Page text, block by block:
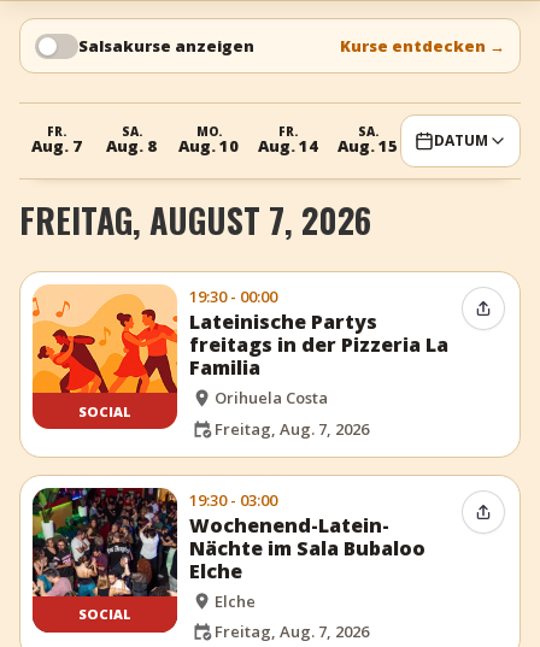
+ Event hinzufügen
Salsakurse anzeigen Kurse entdecken →
FR.
Aug. 7
SA.
Aug. 8
MO.
Aug. 10
FR.
Aug. 14
SA.
Aug. 15 Aug. 17
DATUM
FREITAG, AUGUST 7, 2026
SOCIAL
19:30 - 00:00
Lateinische Partys
freitags in der Pizzeria La
Familia
Orihuela Costa
Freitag, Aug. 7, 2026
Event
SOCIAL
19:30 - 03:00
Wochenend-Latein-
Nächte im Sala Bubaloo
Elche
Elche
Freitag, Aug. 7, 2026
Event